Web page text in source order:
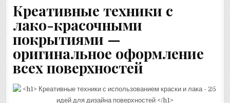
Креативные техники с
лако-красочными
покрытиями —
оригинальное оформление
всех поверхностей